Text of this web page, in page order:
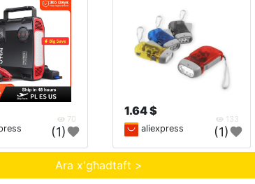
70
(1)
1.64 $
133
aliexpress (1)
Ara x'għadtaft >